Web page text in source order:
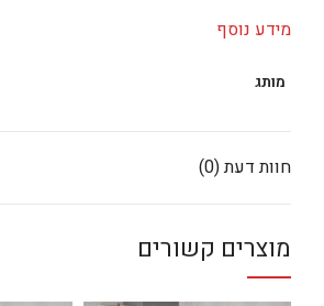
מידע נוסף
מותג
חוות דעת (0)
מוצרים קשורים